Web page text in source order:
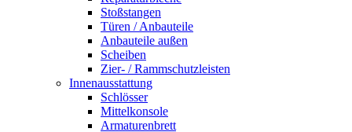
Stoßstangen
Türen / Anbauteile
Anbauteile außen
Scheiben
Zier- / Rammschutzleisten
Innenausstattung
Schlösser
Mittelkonsole
Armaturenbrett